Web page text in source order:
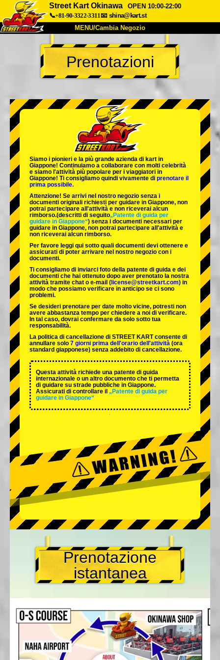
Street Kart Okinawa
OPEN 10:00-22:00
📞+81-90-3322-3311📧 shina@kart.st
MENU/Cambia Negozio
INIZIO
Chi Siamo Specifiche Prezzo
Azienda Prenotazioni
Cambia Negozio
Tokyo Shinagawa Tokyo Akihabara#1
Tokyo Akihabara#2
Tokyo Shibuya Annex Tokyo Bay
Tokyo Asakusa Osaka
Okinawa
Prenotazioni
Siamo i pionieri e la più grande azienda di kart in
Giappone! Continuiamo a collaborare con molti celebrità
e siamo l'attività più popolare per i viaggiatori in
Giappone! Ti consigliamo quindi vivamente di prenotare il
prima possibile.
Attenzione! Se arrivi nel nostro negozio senza i
documenti originali richiesti per guidare in Giappone, non
potrai partecipare all'attività e non riceverai alcun
rimborso.(descritti di seguito„Patente di guida per
guidare in Giappone“) senza i documenti necessari per
guidare in Giappone, non potrai partecipare all'attività e
non riceverai alcun rimborso.
Per favore leggi qui sotto quali documenti devi ottenere e
assicurati di poter arrivare nel nostro negozio con i
documenti.
Ti consigliamo di inviarci foto della patente di guida e dei
documenti che hai ottenuto dopo aver prenotato la nostra
attività tramite chat o e-mail ( license@streetkart.com) in
modo che possiamo verificare in anticipo se ci sono
problemi.
Se desideri prenotare per date molto vicine, potresti non
avere abbastanza tempo per chiedere a noi di verificare.
In tal caso, dovrai confermare da solo sotto tua
responsabilità.
La politica di cancellazione di STREET KART consente di
annullare solo 7 giorni prima dell'orario dell'attività (ora
standard giapponese) senza addebito di cancellazione.
Questa attività richiede una patente di guida
internazionale o un altro documento che ti permetta
di guidare su strade pubbliche in Giappone.
Assicurati di controllare il „Patente di guida per
guidare in Giappone“
Prenotazione
istantanea